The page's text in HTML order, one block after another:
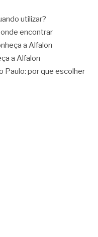
utilizar?
encontrar
a Alfalon
a Alfalon
Paulo: por que escolher